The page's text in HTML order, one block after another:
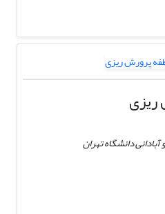
ریزی
دانشگاه تهران